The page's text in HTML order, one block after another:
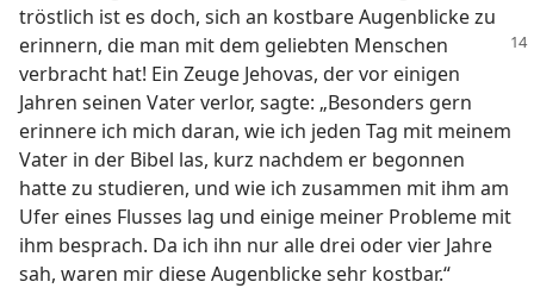
tröstlich ist es doch, sich an kostbare Augenblicke zu
erinnern, die man mit dem geliebten Menschen
verbracht hat! Ein Zeuge Jehovas, der vor einigen
Jahren seinen Vater verlor, sagte: „Besonders gern
erinnere ich mich daran, wie ich jeden Tag mit meinem
Vater in der Bibel las, kurz nachdem er begonnen
hatte zu studieren, und wie ich zusammen mit ihm am
Ufer eines Flusses lag und einige meiner Probleme mit
ihm besprach. Da ich ihn nur alle drei oder vier Jahre
sah, waren mir diese Augenblicke sehr kostbar.“